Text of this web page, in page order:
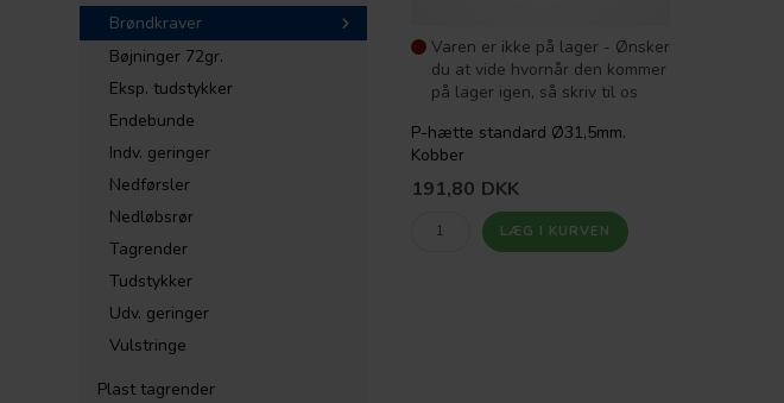
Brøndkraver
Bøjninger 72gr.
Eksp. tudstykker
Endebunde
Indv. geringer
Nedførsler
Nedløbsrør
Tagrender
Tudstykker
Udv. geringer
Vulstringe
Plast tagrender
Varen er ikke på lager - Ønsker
du at vide hvornår den kommer
på lager igen, så skriv til os
P-hætte standard Ø31,5mm.
Kobber
191,80 DKK